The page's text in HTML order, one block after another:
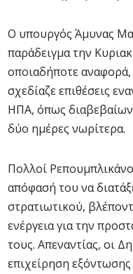
Ο υπουργός Άμυνας
παράδειγμα την
οποιαδήποτε
σχεδίαζε επιθέσεις
ΗΠΑ, όπως
δύο ημέρες νωρίτερα.
Πολλοί
απόφασή του να
στρατιωτικού,
ενέργεια για την
τους. Απεναντίας, οι
επιχείρηση